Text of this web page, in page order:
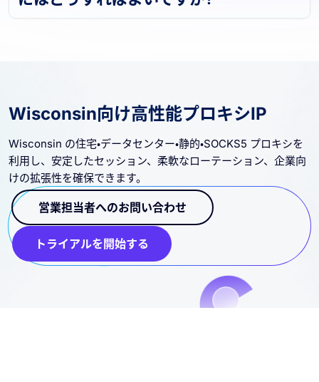
Wisconsin向け高性能プロキシIP
Wisconsin の住宅・データセンター・静的・SOCKS5 プロキシを
利用し、安定したセッション、柔軟なローテーション、企業向
けの拡張性を確保できます。
営業担当者へのお問い合わせ
トライアルを開始する